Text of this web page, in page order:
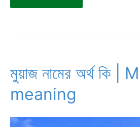
নামের
Muntasir
মুয়াজ নামের অর্থ কি
meaning